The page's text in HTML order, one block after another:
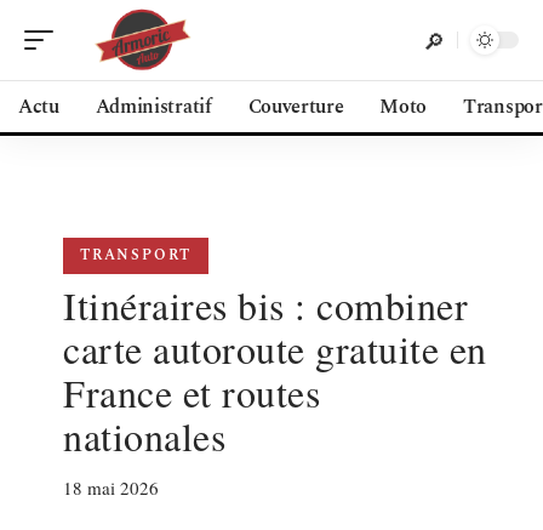
Actu Administratif Couverture Moto
TRANSPORT
Itinéraires bis : combiner
carte autoroute gratuite en
France et routes
nationales
18 mai 2026